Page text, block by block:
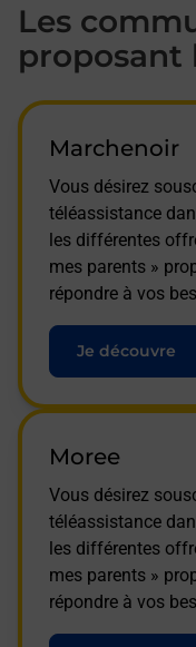
Les
proposant
Marchenoir
Vous désirez
téléassistance
les différentes
mes parents »
répondre à vos
Je découvre
Moree
Vous désirez
téléassistance
les différentes
mes parents »
répondre à vos